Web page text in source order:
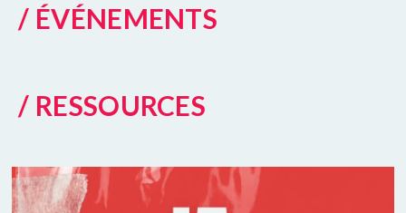
/ ÉVÉNEMENTS
/ RESSOURCES